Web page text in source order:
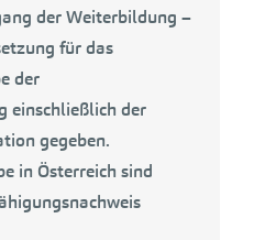
der Weiterbildung –
für das
der
einschließlich der
gegeben.
in Österreich sind